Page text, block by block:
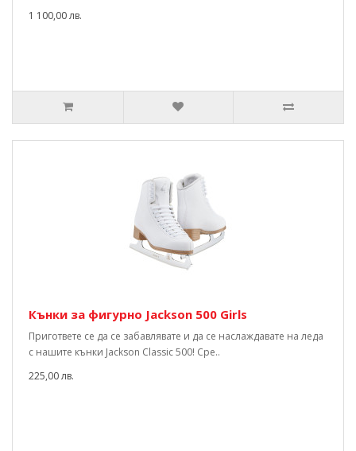
1 100,00 лв.
Кънки за фигурно Jackson 500 Girls
Пригответе се да се забавлявате и да се наслаждавате на леда
с нашите кънки Jackson Classic 500! Сре..
225,00 лв.